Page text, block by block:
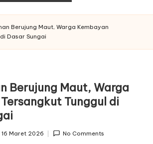
Berujung Maut, Warga Kembayan
Dasar Sungai
Berujung Maut, Warga
Tunggul di
16 Maret 2026 No Comments